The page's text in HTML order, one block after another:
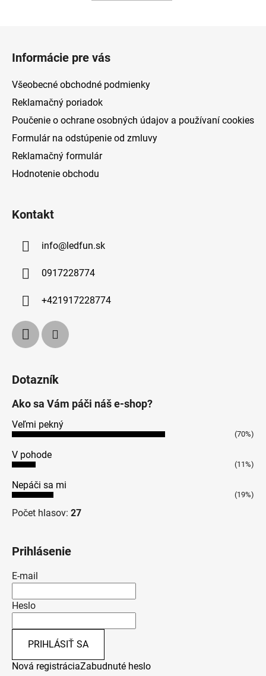
Informácie pre vás
Všeobecné obchodné podmienky
Reklamačný poriadok
Poučenie o ochrane osobných údajov a používaní cookies
Formulár na odstúpenie od zmluvy
Reklamačný formulár
Hodnotenie obchodu
Kontakt
info@ledfun.sk
0917228774
+421917228774
Dotazník
Ako sa Vám páči náš e-shop?
Veľmi pekný
(70%)
V pohode
(11%)
Nepáči sa mi
(19%)
Počet hlasov: 27
Prihlásenie
E-mail
Heslo
PRIHLÁSIŤ SA
Nová registráciaZabudnuté heslo